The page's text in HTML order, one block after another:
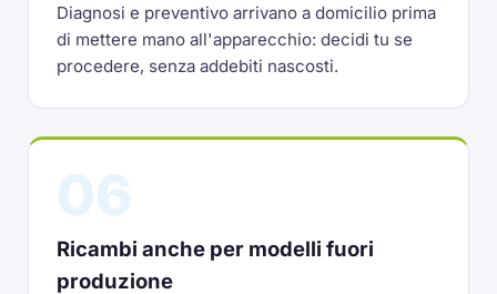
Diagnosi e preventivo arrivano a domicilio prima
di mettere mano all'apparecchio: decidi tu se
procedere, senza addebiti nascosti.
Ricambi anche per modelli fuori
produzione